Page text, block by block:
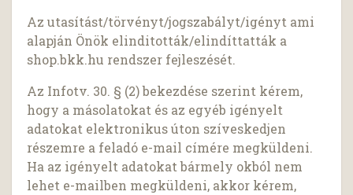
Az utasítást/törvényt/jogszabályt/igényt ami
alapján Önök elinditották/elindíttatták a
shop.bkk.hu rendszer fejleszését.
Az Infotv. 30. § (2) bekezdése szerint kérem,
hogy a másolatokat és az egyéb igényelt
adatokat elektronikus úton szíveskedjen
részemre a feladó e-mail címére megküldeni.
Ha az igényelt adatokat bármely okból nem
lehet e-mailben megküldeni, akkor kérem,